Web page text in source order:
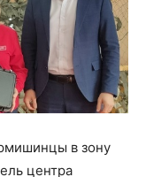
в зону
центра